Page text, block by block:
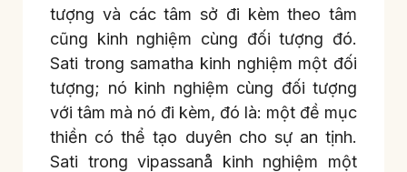
tượng và các tâm sở đi kèm theo tâm
cũng kinh nghiệm cùng đối tượng đó.
Sati trong samatha kinh nghiệm một đối
tượng; nó kinh nghiệm cùng đối tượng
với tâm mà nó đi kèm, đó là: một đề mục
thiền có thể tạo duyên cho sự an tịnh.
Sati trong vipassanå kinh nghiệm một